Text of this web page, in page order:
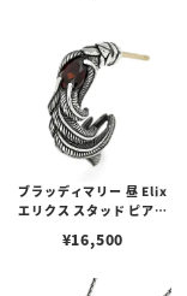
ブラッディマリー 昼 Elix
エリクス スタッド ピアス
¥16,500